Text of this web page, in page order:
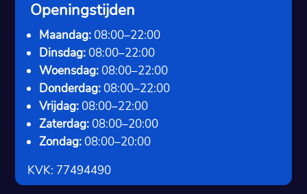
Openingstijden
Maandag: 08:00–22:00
Dinsdag: 08:00–22:00
Woensdag: 08:00–22:00
Donderdag: 08:00–22:00
Vrijdag: 08:00–22:00
Zaterdag: 08:00–20:00
Zondag: 08:00–20:00
KVK: 77494490